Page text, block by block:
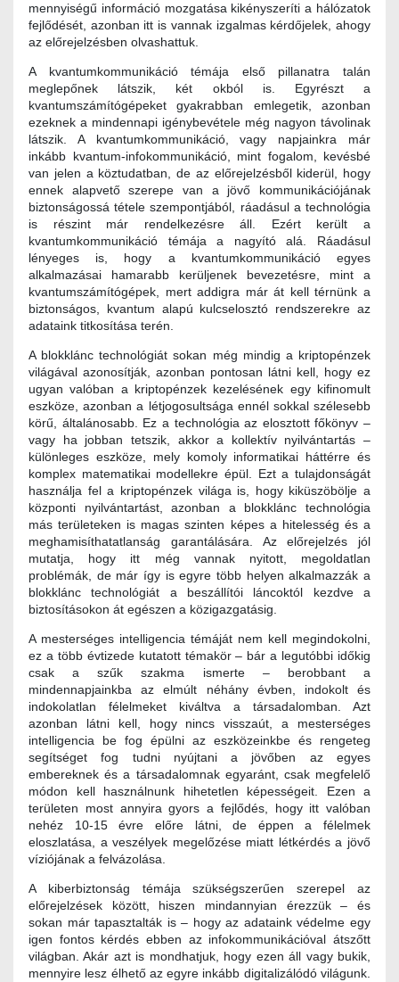
mennyiségű információ mozgatása kikényszeríti a hálózatok
fejlődését, azonban itt is vannak izgalmas kérdőjelek, ahogy
az előrejelzésben olvashattuk.
A kvantumkommunikáció témája első pillanatra talán
meglepőnek látszik, két okból is. Egyrészt a
kvantumszámítógépeket gyakrabban emlegetik, azonban
ezeknek a mindennapi igénybevétele még nagyon távolinak
látszik. A kvantumkommunikáció, vagy napjainkra már
inkább kvantum-infokommunikáció, mint fogalom, kevésbé
van jelen a köztudatban, de az előrejelzésből kiderül, hogy
ennek alapvető szerepe van a jövő kommunikációjának
biztonságossá tétele szempontjából, ráadásul a technológia
is részint már rendelkezésre áll. Ezért került a
kvantumkommunikáció témája a nagyító alá. Ráadásul
lényeges is, hogy a kvantumkommunikáció egyes
alkalmazásai hamarabb kerüljenek bevezetésre, mint a
kvantumszámítógépek, mert addigra már át kell térnünk a
biztonságos, kvantum alapú kulcselosztó rendszerekre az
adataink titkosítása terén.
A blokklánc technológiát sokan még mindig a kriptopénzek
világával azonosítják, azonban pontosan látni kell, hogy ez
ugyan valóban a kriptopénzek kezelésének egy kifinomult
eszköze, azonban a létjogosultsága ennél sokkal szélesebb
körű, általánosabb. Ez a technológia az elosztott főkönyv –
vagy ha jobban tetszik, akkor a kollektív nyilvántartás –
különleges eszköze, mely komoly informatikai háttérre és
komplex matematikai modellekre épül. Ezt a tulajdonságát
használja fel a kriptopénzek világa is, hogy kiküszöbölje a
központi nyilvántartást, azonban a blokklánc technológia
más területeken is magas szinten képes a hitelesség és a
meghamisíthatatlanság garantálására. Az előrejelzés jól
mutatja, hogy itt még vannak nyitott, megoldatlan
problémák, de már így is egyre több helyen alkalmazzák a
blokklánc technológiát a beszállítói láncoktól kezdve a
biztosításokon át egészen a közigazgatásig.
A mesterséges intelligencia témáját nem kell megindokolni,
ez a több évtizede kutatott témakör – bár a legutóbbi időkig
csak a szűk szakma ismerte – berobbant a
mindennapjainkba az elmúlt néhány évben, indokolt és
indokolatlan félelmeket kiváltva a társadalomban. Azt
azonban látni kell, hogy nincs visszaút, a mesterséges
intelligencia be fog épülni az eszközeinkbe és rengeteg
segítséget fog tudni nyújtani a jövőben az egyes
embereknek és a társadalomnak egyaránt, csak megfelelő
módon kell használnunk hihetetlen képességeit. Ezen a
területen most annyira gyors a fejlődés, hogy itt valóban
nehéz 10-15 évre előre látni, de éppen a félelmek
eloszlatása, a veszélyek megelőzése miatt létkérdés a jövő
víziójának a felvázolása.
A kiberbiztonság témája szükségszerűen szerepel az
előrejelzések között, hiszen mindannyian érezzük – és
sokan már tapasztalták is – hogy az adataink védelme egy
igen fontos kérdés ebben az infokommunikációval átszőtt
világban. Akár azt is mondhatjuk, hogy ezen áll vagy bukik,
mennyire lesz élhető az egyre inkább digitalizálódó világunk.